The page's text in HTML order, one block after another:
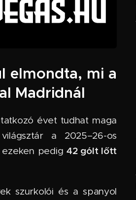
elmondta, mi a
Madridnál
évet tudhat maga
a 2025–26-os
ezeken pedig42 gólt lőtt
szurkolói és a spanyol